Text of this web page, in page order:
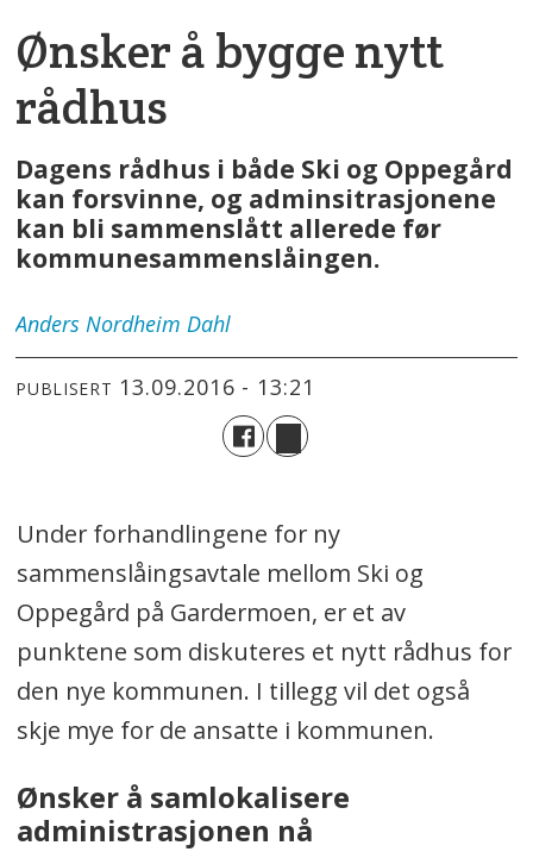
Ønsker å bygge nytt
rådhus
Dagens rådhus i både Ski og Oppegård
kan forsvinne, og adminsitrasjonene
kan bli sammenslått allerede før
kommunesammenslåingen.
Anders Nordheim Dahl
PUBLISERT 13.09.2016 - 13:21
Under forhandlingene for ny
sammenslåingsavtale mellom Ski og
Oppegård på Gardermoen, er et av
punktene som diskuteres et nytt rådhus for
den nye kommunen. I tillegg vil det også
skje mye for de ansatte i kommunen.
Ønsker å samlokalisere
administrasjonen nå